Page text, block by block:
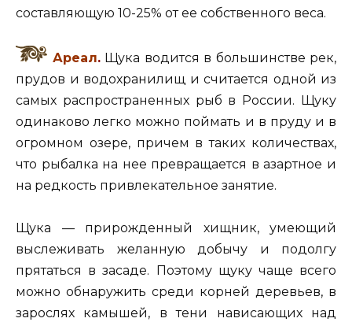
составляющую 10-25% от ее собственного веса.
Ареал.Щука водится в большинстве рек,
прудов и водохранилищ и считается одной из
самых распространенных рыб в России. Щуку
одинаково легко можно поймать и в пруду и в
огромном озере, причем в таких количествах,
что рыбалка на нее превращается в азартное и
на редкость привлекательное занятие.
Щука — прирожденный хищник, умеющий
выслеживать желанную добычу и подолгу
прятаться в засаде. Поэтому щуку чаще всего
можно обнаружить среди корней деревьев, в
зарослях камышей, в тени нависающих над